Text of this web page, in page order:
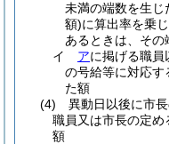
未満の端数を生じ
額)に算出率を乗
あるときは、そ
イ
アに掲げる職
の号給等に対応
た額
(4)
異動日以後に市
職員又は市長の定
額